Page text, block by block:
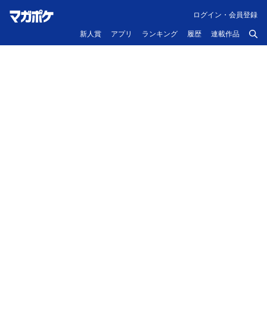
新人賞 アプリ ランキング 履歴 連載作品
ログイン・会員登録